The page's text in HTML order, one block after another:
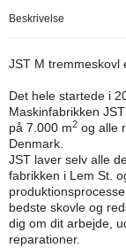
Beskrivelse
JST M tremmeskovl
Det hele startede i
Maskinfabrikken
på 7.000 m2 og alle
Denmark.
JST laver selv alle
fabrikken i Lem St.
bedste skovle og
dig om dit arbejde,
reparationer.